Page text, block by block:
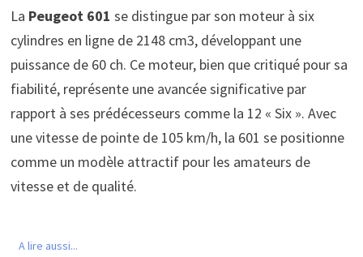
La Peugeot 601 se distingue par son moteur à six
cylindres en ligne de 2148 cm3, développant une
puissance de 60 ch. Ce moteur, bien que critiqué pour sa
fiabilité, représente une avancée significative par
rapport à ses prédécesseurs comme la 12 « Six ». Avec
une vitesse de pointe de 105 km/h, la 601 se positionne
comme un modèle attractif pour les amateurs de
vitesse et de qualité.
A lire aussi...